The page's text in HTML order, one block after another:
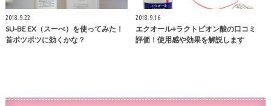
2018.9.22
SU-BE EX（スーべ）を使ってみた！
首ポツポツに効くかな？
2018.9.16
エクオール+ラクトビオン酸の口コミ
評価！使用感や効果を解説します